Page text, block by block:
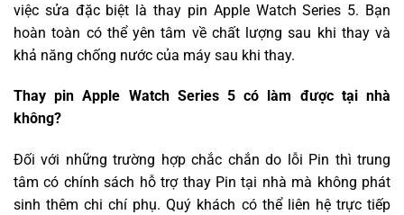
việc sửa đặc biệt là thay pin Apple Watch Series 5. Bạn
hoàn toàn có thể yên tâm về chất lượng sau khi thay và
khả năng chống nước của máy sau khi thay.
Thay pin Apple Watch Series 5 có làm được tại nhà
không?
Đối với những trường hợp chắc chắn do lỗi Pin thì trung
tâm có chính sách hỗ trợ thay Pin tại nhà mà không phát
sinh thêm chi chí phụ. Quý khách có thể liên hệ trực tiếp